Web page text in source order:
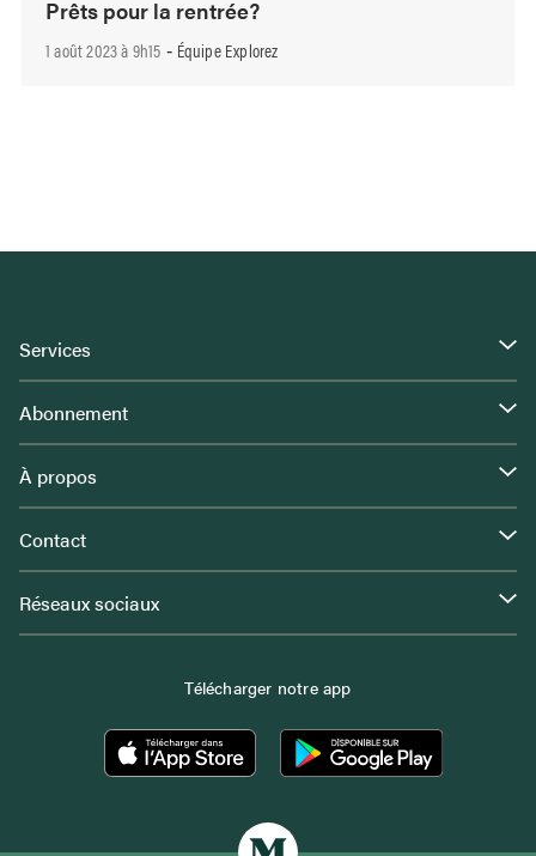
Prêts pour la rentrée?
1 août 2023 à 9h15 - Équipe Explorez
Services
Abonnement
À propos
Contact
Réseaux sociaux
Télécharger notre app